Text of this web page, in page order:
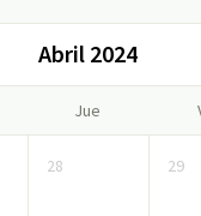
Abril 2024
Jue
28 29